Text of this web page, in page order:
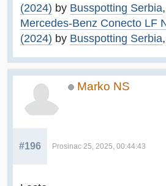
(2024) by Busspotting Serbia
Mercedes-Benz Conecto LF
(2024) by Busspotting Serbia
Marko NS
#196 Prosinac 25, 2025, 00:44:43